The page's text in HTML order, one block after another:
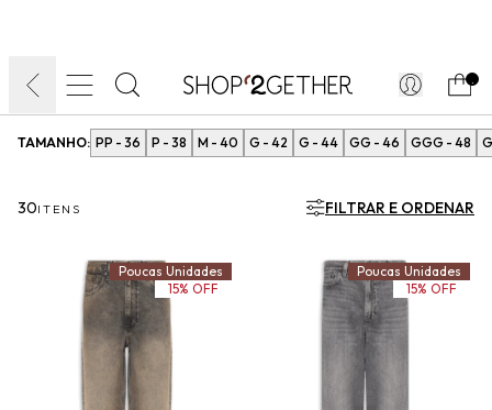
TAMANHO: PP - 36 P - 38 M - 40 G - 42 G - 44 GG - 46 GGG - 48
30ITENS FILTRAR E ORDENAR
Poucas Unidades
15% OFF
Poucas Unidades
15% OFF